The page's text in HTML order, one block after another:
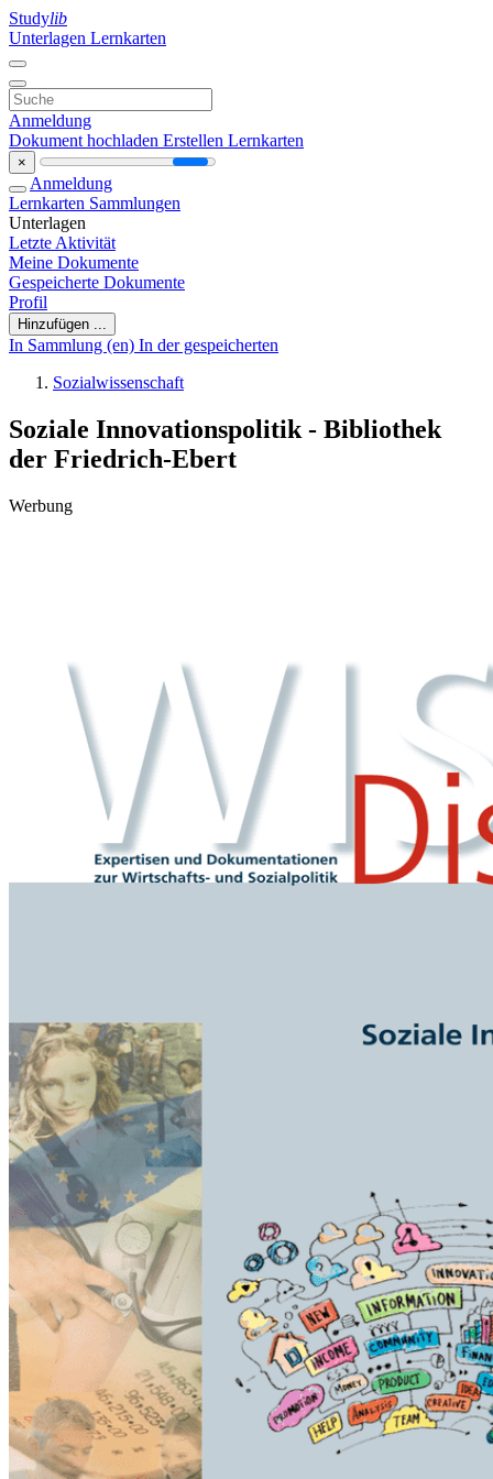
Studylib
Unterlagen Lernkarten
Anmeldung
Dokument hochladen Erstellen Lernkarten
×
Anmeldung
Lernkarten Sammlungen
Unterlagen
Letzte Aktivität
Meine Dokumente
Gespeicherte Dokumente
Profil
Hinzufügen ...
In Sammlung (en) In der gespeicherten
Sozialwissenschaft
Soziale Innovationspolitik - Bibliothek
der Friedrich-Ebert
Werbung